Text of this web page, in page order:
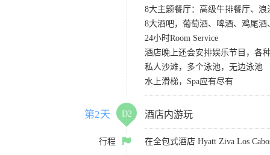
8大主题餐厅：高级牛排餐厅、
8大酒吧，葡萄酒、啤酒、鸡尾
24小时Room Service
酒店晚上还会安排娱乐节目，各
私人沙滩，多个泳池，无边泳池
水上滑梯，Spa应有尽有
第2天 D2 酒店内游玩
行程 在全包式酒店 Hyatt Ziva Los